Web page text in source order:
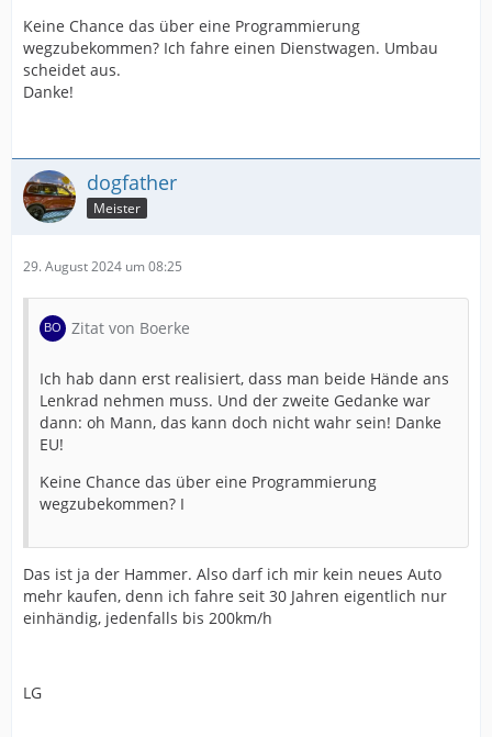
Keine Chance das über eine Programmierung
wegzubekommen? Ich fahre einen Dienstwagen. Umbau
scheidet aus.
Danke!
dogfather
Meister
29. August 2024 um 08:25
Zitat von Boerke
Ich hab dann erst realisiert, dass man beide Hände ans
Lenkrad nehmen muss. Und der zweite Gedanke war
dann: oh Mann, das kann doch nicht wahr sein! Danke
EU!
Keine Chance das über eine Programmierung
wegzubekommen? I
Das ist ja der Hammer. Also darf ich mir kein neues Auto
mehr kaufen, denn ich fahre seit 30 Jahren eigentlich nur
einhändig, jedenfalls bis 200km/h
LG